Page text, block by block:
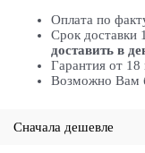
Оплата по
Срок доставки
доставить в
Гарантия от 18
Возможно Вам
Сначала дешевле